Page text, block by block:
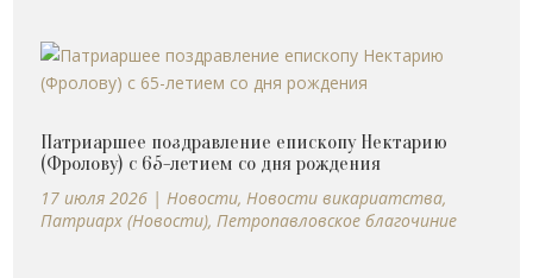
Патриаршее поздравление епископу Нектарию
(Фролову) с 65-летием со дня рождения
17 июля 2026 | Новости, Новости викариатства,
Патриарх (Новости), Петропавловское благочиние